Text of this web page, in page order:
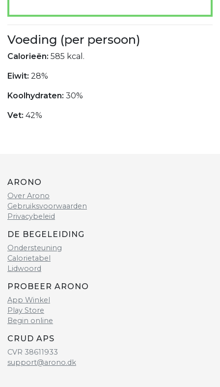
Voeding (per persoon)
Calorieën: 585 kcal.
Eiwit: 28%
Koolhydraten: 30%
Vet: 42%
ARONO
Over Arono
Gebruiksvoorwaarden
Privacybeleid
DE BEGELEIDING
Ondersteuning
Calorietabel
Lidwoord
PROBEER ARONO
App Winkel
Play Store
Begin online
CRUD APS
CVR 38611933
support@arono.dk